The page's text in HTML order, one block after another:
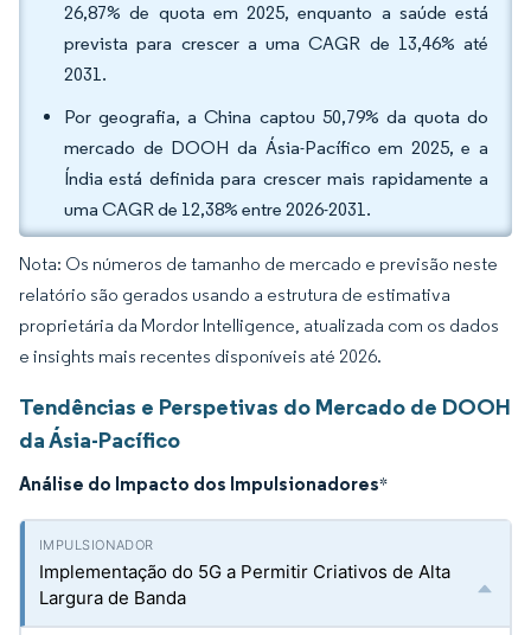
26,87% de quota em 2025, enquanto a saúde está
prevista para crescer a uma CAGR de 13,46% até
2031.
Por geografia, a China captou 50,79% da quota do
mercado de DOOH da Ásia-Pacífico em 2025, e a
Índia está definida para crescer mais rapidamente a
uma CAGR de 12,38% entre 2026-2031.
Nota: Os números de tamanho de mercado e previsão neste
relatório são gerados usando a estrutura de estimativa
proprietária da Mordor Intelligence, atualizada com os dados
e insights mais recentes disponíveis até 2026.
Tendências e Perspetivas do Mercado de DOOH
da Ásia-Pacífico
Análise do Impacto dos Impulsionadores*
Implementação do 5G a Permitir Criativos de Alta
Largura de Banda